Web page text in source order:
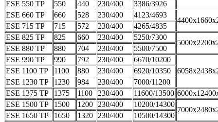
ESE 550 TP
550 440 230/400
3386/3926
ESE 660 TP
660 528 230/400 4123/4693
ESE 715 TP 715 572 230/400
4265/4835
ESE 825 TP
825 660 230/400 5250/7300
ESE 880 TP 880 704 230/400
5500/7500
ESE 990 TP
990 792 230/400
6670/10200
ESE 1100 TP 1100 880 230/400
6920/10350
ESE 1230 TP
1230 984 230/400
7000/11200
ESE 1375 TP
1375 1100 230/400 11600/13500
ESE 1500 TP
1500 1200 230/400 10200/14300
ESE 1650 TP 1650 1320 230/400
10500/14300